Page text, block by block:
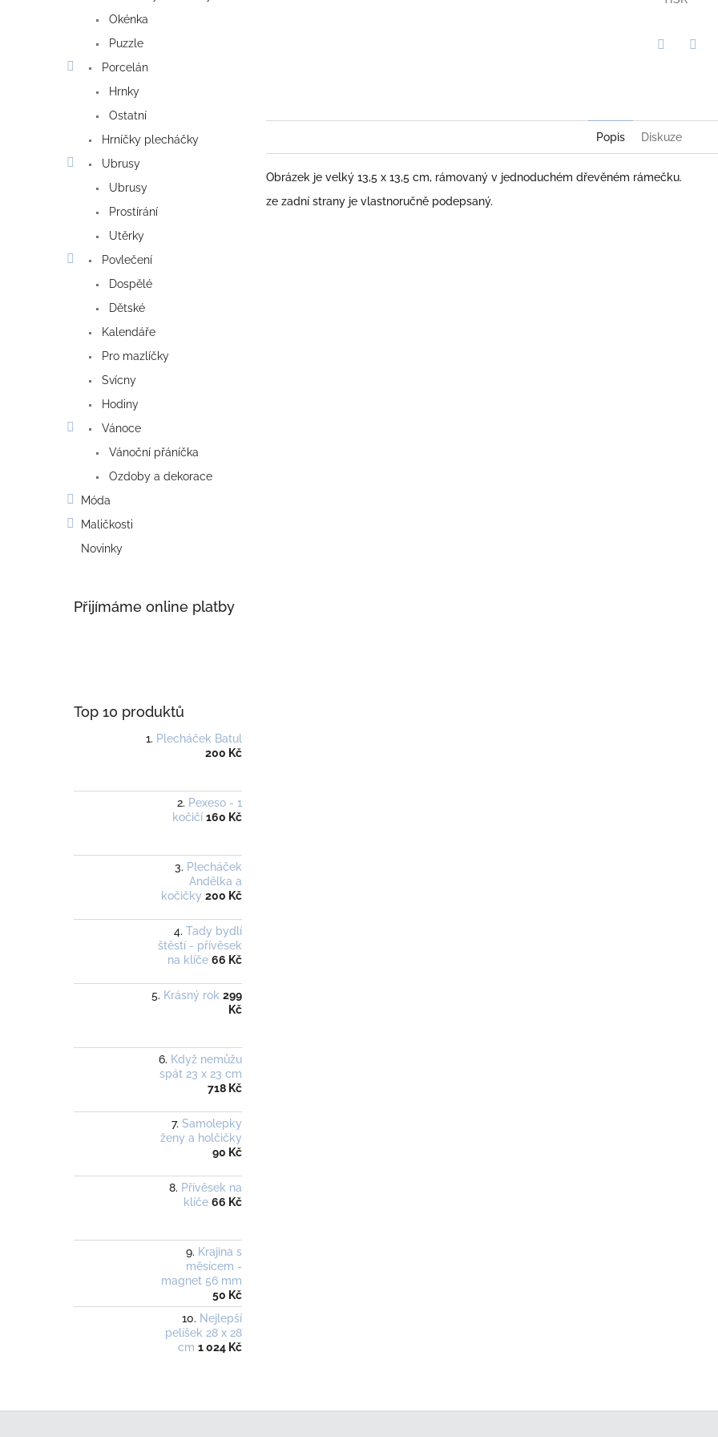
Okénka
Puzzle
Porcelán
Hrnky
Ostatní
Hrníčky plecháčky
Ubrusy
Ubrusy
Prostírání
Utěrky
Povlečení
Dospělé
Dětské
Kalendáře
Pro mazlíčky
Svícny
Hodiny
Vánoce
Vánoční přáníčka
Ozdoby a dekorace
Móda
Maličkosti
Novinky
Přijímáme online platby
Top 10 produktů
Plecháček Batul
200 Kč
Pexeso - 1
kočičí 160 Kč
Plecháček
Andělka a
kočičky 200 Kč
Tady bydlí
štěstí - přívěsek
na klíče 66 Kč
Krásný rok 299
Kč
Když nemůžu
spát 23 x 23 cm
718 Kč
Samolepky
ženy a holčičky
90 Kč
Přívěsek na
klíče 66 Kč
Krajina s
měsícem -
magnet 56 mm
50 Kč
Nejlepší
pelíšek 28 x 28
cm 1 024 Kč
Popis Diskuze
Obrázek je velký 13,5 x 13,5 cm, rámovaný v jednoduchém dřevěném rámečku.
ze zadní strany je vlastnoručně podepsaný.